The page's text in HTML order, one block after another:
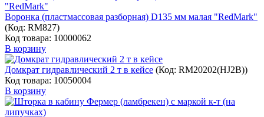
Воронка (пластмассовая разборная) D135 мм малая "RedMark"
(Код: RM827)
Код товара: 10000062
В корзину
Домкрат гидравлический 2 т в кейсе (Код: RM20202(HJ2B))
Код товара: 10050004
В корзину